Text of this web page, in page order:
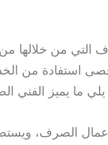
من خلالها من
استفادة من
يلي ما يميز
الصرف،